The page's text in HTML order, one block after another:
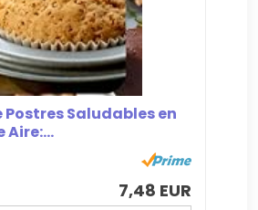
Postres Saludables en
Aire:...
7,48 EUR